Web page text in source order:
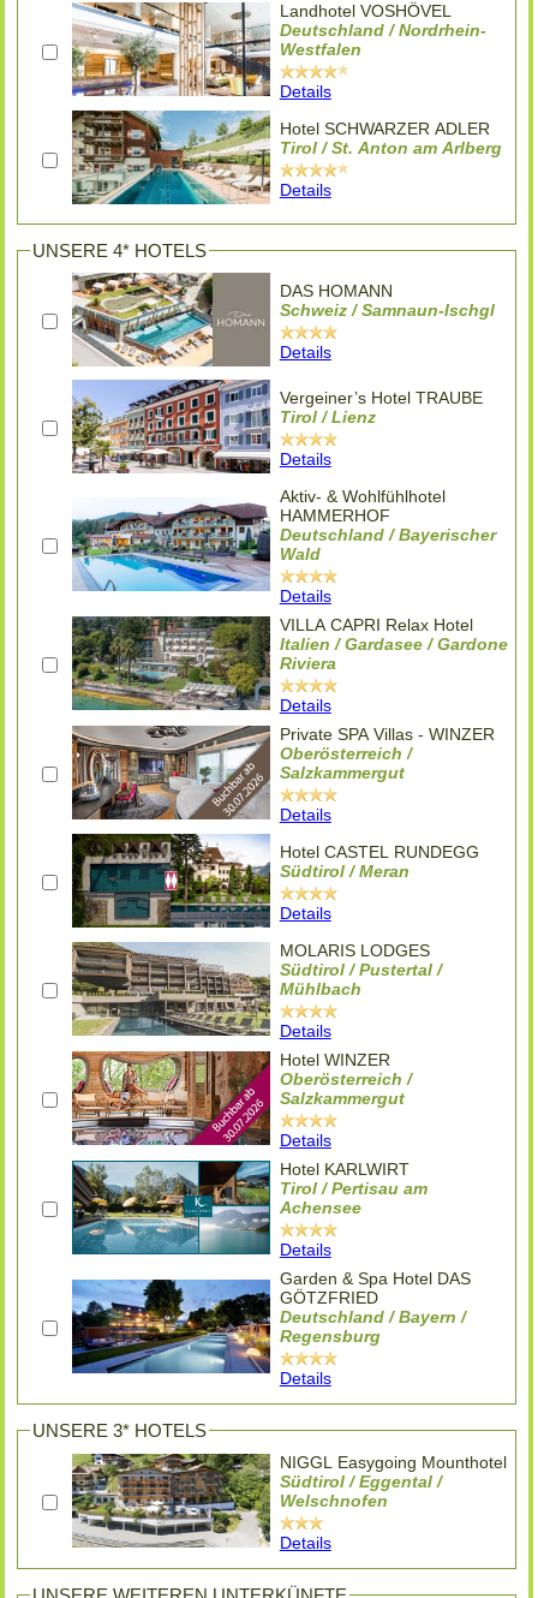
Landhotel VOSHÖVEL
Deutschland / Nordrhein-
Westfalen
Details
Hotel SCHWARZER ADLER
Tirol / St. Anton am Arlberg
Details
UNSERE 4* HOTELS
DAS HOMANN
Schweiz / Samnaun-Ischgl
Details
Vergeiner’s Hotel TRAUBE
Tirol / Lienz
Details
Aktiv- & Wohlfühlhotel
HAMMERHOF
Deutschland / Bayerischer
Wald
Details
VILLA CAPRI Relax Hotel
Italien / Gardasee / Gardone
Riviera
Details
Private SPA Villas - WINZER
Oberösterreich /
Salzkammergut
Details
Hotel CASTEL RUNDEGG
Südtirol / Meran
Details
MOLARIS LODGES
Südtirol / Pustertal /
Mühlbach
Details
Hotel WINZER
Oberösterreich /
Salzkammergut
Details
Hotel KARLWIRT
Tirol / Pertisau am
Achensee
Details
Garden & Spa Hotel DAS
GÖTZFRIED
Deutschland / Bayern /
Regensburg
Details
UNSERE 3* HOTELS
NIGGL Easygoing Mounthotel
Südtirol / Eggental /
Welschnofen
Details